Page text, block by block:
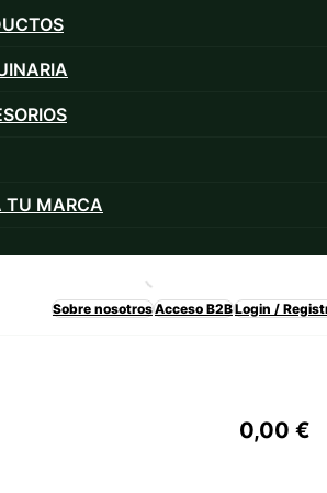
TU MARCA
Sobre nosotrosAcceso B2BLogin /
0,00 €